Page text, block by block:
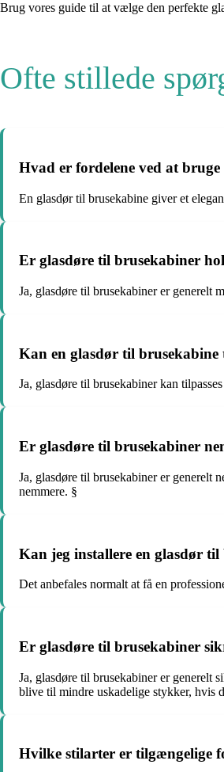
Brug vores guide til at vælge den perfekte
Ofte stillede
Hvad er fordelene ved at
En glasdør til brusekabine giver et
Er glasdøre til brusekabiner
Ja, glasdøre til brusekabiner er generelt
Kan en glasdør til brusekabine
Ja, glasdøre til brusekabiner kan
Er glasdøre til brusekabiner
Ja, glasdøre til brusekabiner er generelt
nemmere. §
Kan jeg installere en glasdør til
Det anbefales normalt at få en
Er glasdøre til brusekabiner
Ja, glasdøre til brusekabiner er generelt
blive til mindre uskadelige stykker, hvis
Hvilke stilarter er tilgængelige